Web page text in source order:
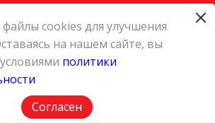
cookies для улучшения
на нашем сайте, вы
политики
Согласен